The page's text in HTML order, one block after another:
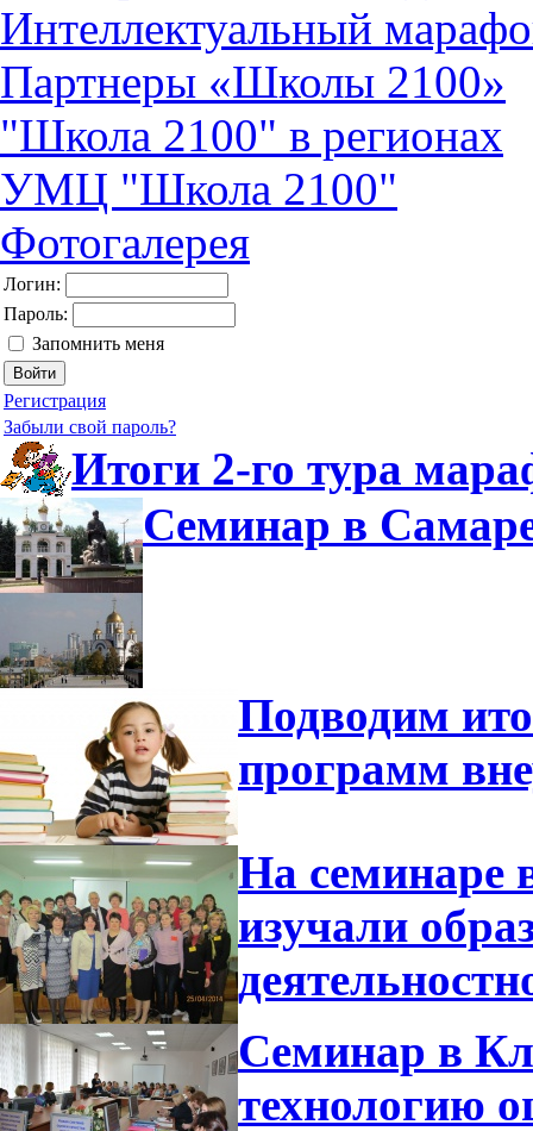
Интеллектуальный
Партнеры «Школы 2100»
"Школа 2100" в регионах
УМЦ "Школа 2100"
Фотогалерея
Логин:
Пароль:
Запомнить меня
Регистрация
Забыли свой пароль?
Итоги 2-го тура
Семинар в
Подводим
программ
На семинаре
изучали
Семинар в
технологию